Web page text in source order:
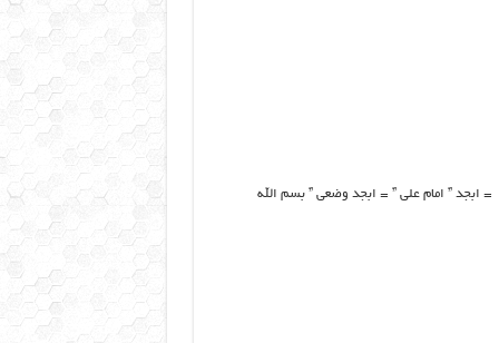
خانم فاطمه سلام الله علیها ” ام السین ” است ، ابجد کبیر ” ام السین ” =۱۹۲ = ابجد ” امام علی ” = ابجد وضعی ” بسم الله